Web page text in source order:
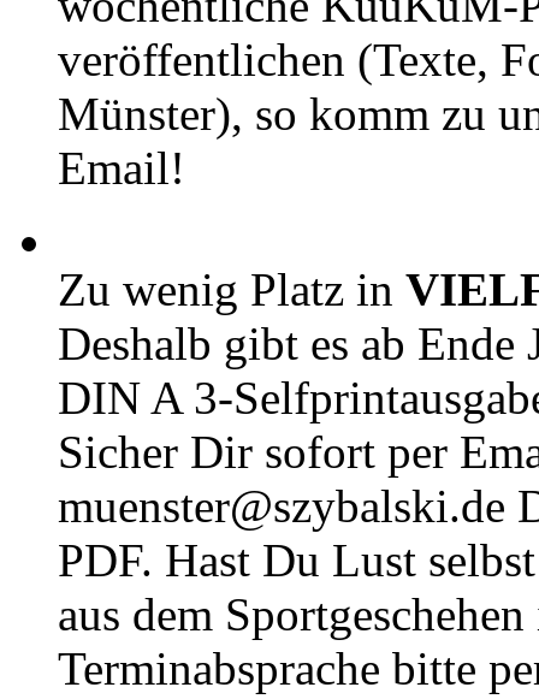
veröffentlichen (Texte,
Münster), so komm zu
Email!
Zu wenig Platz in
Deshalb gibt es ab Ende
DIN A 3-
Sicher Dir sofort per
muenster@szybalski.de
PDF. Hast Du Lust
aus dem
Terminabsprache bitte